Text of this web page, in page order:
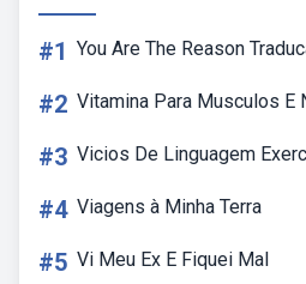
#1 You Are The Reason
#2 Vitamina Para Musculos E
#3 Vicios De Linguagem
#4 Viagens à Minha Terra
#5 Vi Meu Ex E Fiquei Mal